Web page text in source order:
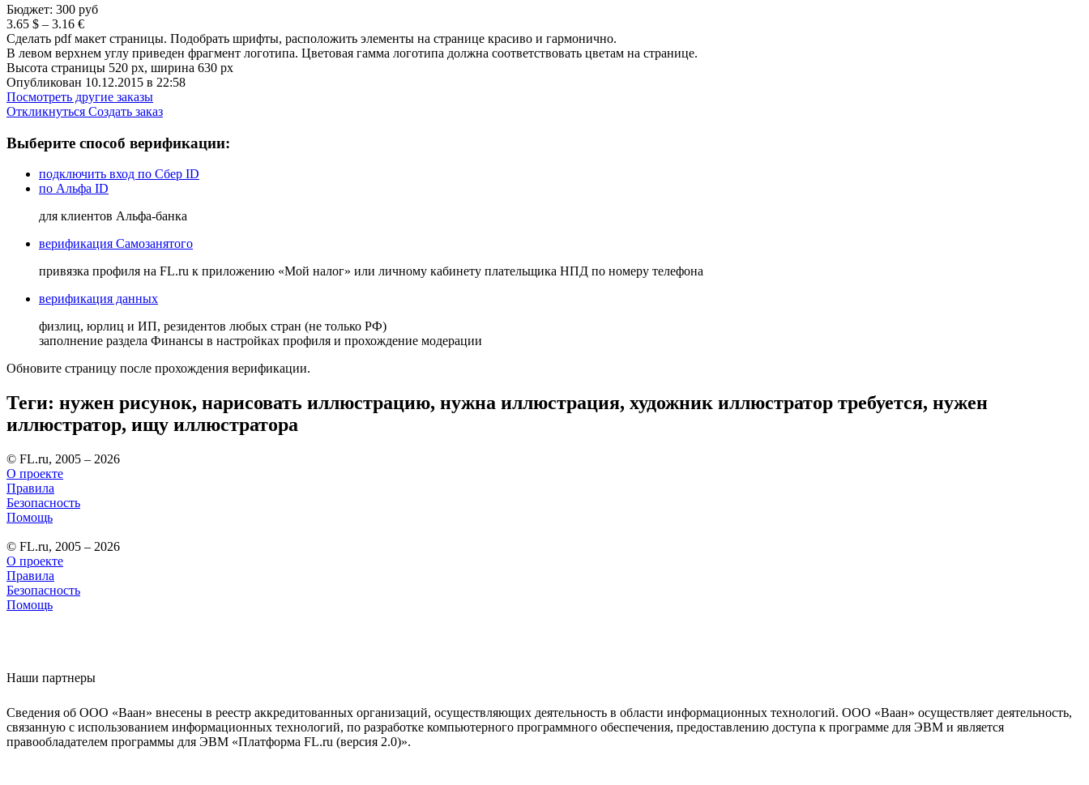
Бюджет: 300 руб
3.65 $ – 3.16 €
Сделать pdf макет страницы. Подобрать шрифты, расположить элементы на странице красиво и гармонично.
В левом верхнем углу приведен фрагмент логотипа. Цветовая гамма логотипа должна соответствовать цветам на странице.
Высота страницы 520 рх, ширина 630 рх
Опубликован 10.12.2015 в 22:58
Посмотреть другие заказы
Откликнуться Создать заказ
Выберите способ верификации:
подключить вход по Сбер ID
по Альфа ID
для клиентов Альфа-банка
верификация Самозанятого
привязка профиля на FL.ru к приложению «Мой налог» или личному кабинету плательщика НПД по номеру телефона
верификация данных
физлиц, юрлиц и ИП, резидентов любых стран (не только РФ)
заполнение раздела Финансы в настройках профиля и прохождение модерации
Обновите страницу после прохождения верификации.
Теги: нужен рисунок, нарисовать иллюстрацию, нужна иллюстрация, художник иллюстратор требуется, нужен
иллюстратор, ищу иллюстратора
© FL.ru, 2005 – 2026
О проекте
Правила
Безопасность
Помощь
© FL.ru, 2005 – 2026
О проекте
Правила
Безопасность
Помощь
Наши партнеры
Сведения об ООО «Ваан» внесены в реестр аккредитованных организаций, осуществляющих деятельность в области информационных технологий. ООО «Ваан» осуществляет деятельность,
связанную с использованием информационных технологий, по разработке компьютерного программного обеспечения, предоставлению доступа к программе для ЭВМ и является
правообладателем программы для ЭВМ «Платформа FL.ru (версия 2.0)».